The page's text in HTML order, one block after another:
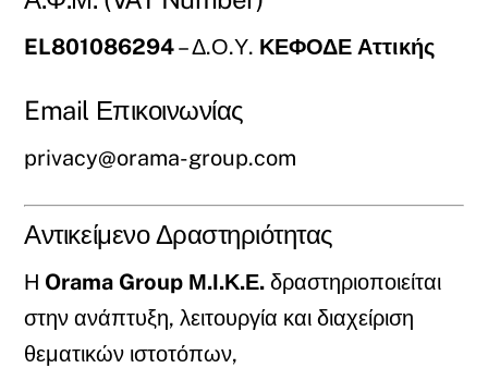
EL801086294– Δ.Ο.Υ. ΚΕΦΟΔΕ Αττικής
Email Επικοινωνίας
privacy@orama-group.com
Αντικείμενο Δραστηριότητας
Η Orama Group Μ.Ι.Κ.Ε. δραστηριοποιείται
στην ανάπτυξη, λειτουργία και διαχείριση
θεματικών ιστοτόπων,